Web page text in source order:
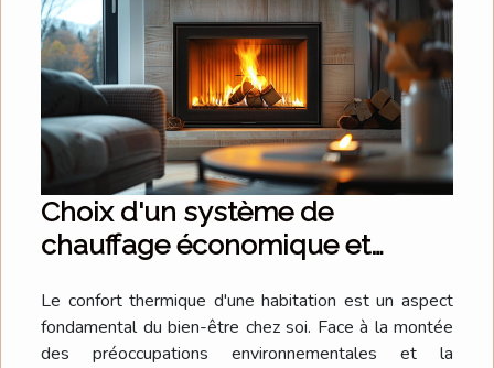
Choix d'un système de
chauffage économique et
Le confort thermique d'une habitation est un aspect
fondamental du bien-être chez soi. Face à la montée
des préoccupations environnementales et la